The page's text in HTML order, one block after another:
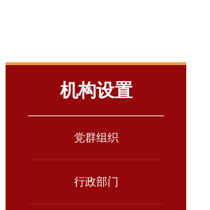
机构设置
党群组织
行政部门